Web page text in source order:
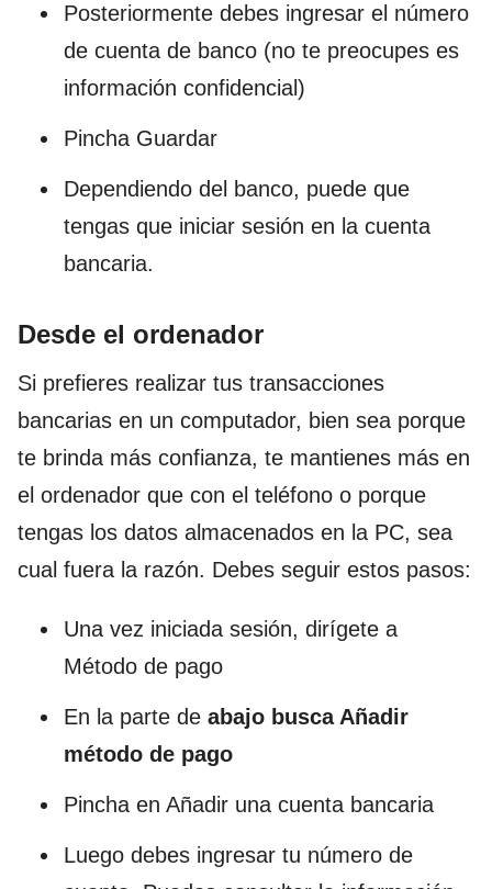
Posteriormente debes ingresar el número
de cuenta de banco (no te preocupes es
información confidencial)
Pincha Guardar
Dependiendo del banco, puede que
tengas que iniciar sesión en la cuenta
bancaria.
Desde el ordenador
Si prefieres realizar tus transacciones
bancarias en un computador, bien sea porque
te brinda más confianza, te mantienes más en
el ordenador que con el teléfono o porque
tengas los datos almacenados en la PC, sea
cual fuera la razón. Debes seguir estos pasos:
Una vez iniciada sesión, dirígete a
Método de pago
En la parte de abajo busca Añadir
método de pago
Pincha en Añadir una cuenta bancaria
Luego debes ingresar tu número de